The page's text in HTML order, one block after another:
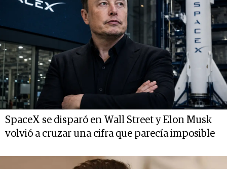
SpaceX se disparó en Wall Street y Elon Musk
volvió a cruzar una cifra que parecía imposible